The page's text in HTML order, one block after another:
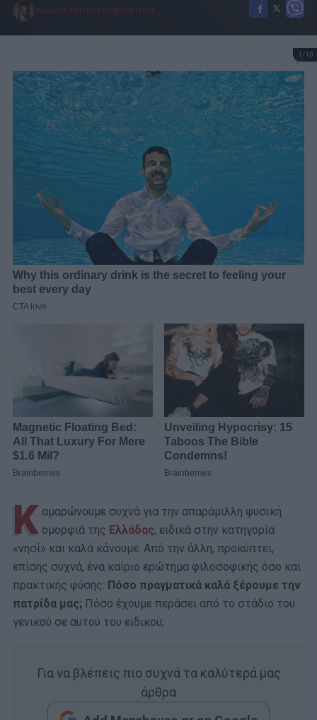
ΘΟΔΩΡΗΣ ΚΩΤΣΙΚΑΣ 07/08/2026 19:01
Κ αμαρώνουμε συχνά για την απαράμιλλη φυσική
ομορφιά της Ελλάδας, ειδικά στην κατηγορία
«νησί» και καλά κάνουμε. Από την άλλη, προκύπτει,
επίσης συχνά, ένα καίριο ερώτημα φιλοσοφικής όσο και
πρακτικής φύσης: Πόσο πραγματικά καλά ξέρουμε την
πατρίδα μας; Πόσο έχουμε περάσει από το στάδιο του
γενικού σε αυτού του ειδικού;
Για να βλέπεις πιο συχνά τα καλύτερά μας
άρθρα
1/10